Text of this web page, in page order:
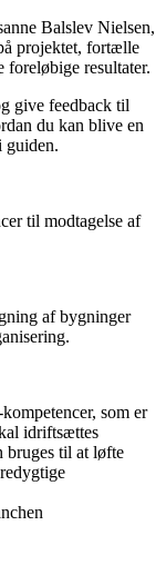
Balslev Nielsen,
projektet, fortælle
foreløbige resultater.
give feedback til
du kan blive en
guiden.
til modtagelse af
af bygninger
som er
idriftsættes
bruges til at løfte